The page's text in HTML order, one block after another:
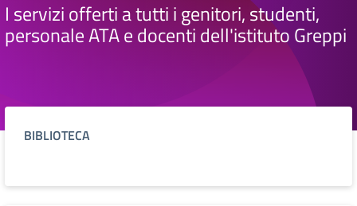
I servizi offerti a tutti i genitori, studenti,
personale ATA e docenti dell'istituto Greppi
BIBLIOTECA